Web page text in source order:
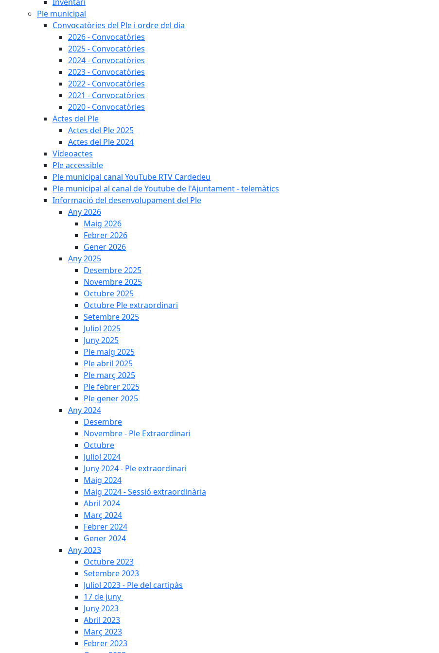
Ple municipal
Convocatòries del Ple i ordre del dia
2026 - Convocatòries
2025 - Convocatòries
2024 - Convocatòries
2023 - Convocatòries
2022 - Convocatòries
2021 - Convocatòries
2020 - Convocatòries
Actes del Ple
Actes del Ple 2025
Actes del Ple 2024
Vídeoactes
Ple accessible
Ple municipal canal YouTube RTV Cardedeu
Ple municipal al canal de Youtube de l'Ajuntament - telemàtics
Informació del desenvolupament del Ple
Any 2026
Maig 2026
Febrer 2026
Gener 2026
Any 2025
Desembre 2025
Novembre 2025
Octubre 2025
Octubre Ple extraordinari
Setembre 2025
Juliol 2025
Juny 2025
Ple maig 2025
Ple abril 2025
Ple març 2025
Ple febrer 2025
Ple gener 2025
Any 2024
Desembre
Novembre - Ple Extraordinari
Octubre
Juliol 2024
Juny 2024 - Ple extraordinari
Maig 2024
Maig 2024 - Sessió extraordinària
Abril 2024
Març 2024
Febrer 2024
Gener 2024
Any 2023
Octubre 2023
Setembre 2023
Juliol 2023 - Ple del cartipàs
17 de juny
Juny 2023
Abril 2023
Març 2023
Febrer 2023